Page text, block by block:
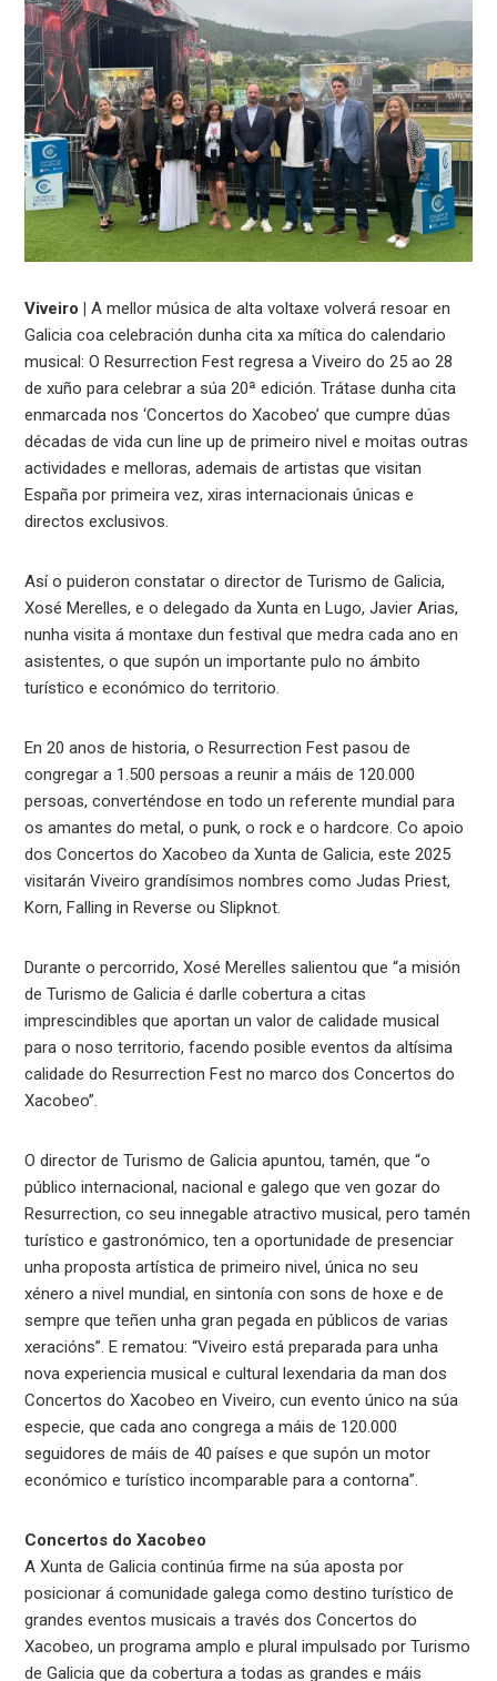
Viveiro | A mellor música de alta voltaxe volverá resoar en
Galicia coa celebración dunha cita xa mítica do calendario
musical: O Resurrection Fest regresa a Viveiro do 25 ao 28
de xuño para celebrar a súa 20ª edición. Trátase dunha cita
enmarcada nos ‘Concertos do Xacobeo’ que cumpre dúas
décadas de vida cun line up de primeiro nivel e moitas outras
actividades e melloras, ademais de artistas que visitan
España por primeira vez, xiras internacionais únicas e
directos exclusivos.
Así o puideron constatar o director de Turismo de Galicia,
Xosé Merelles, e o delegado da Xunta en Lugo, Javier Arias,
nunha visita á montaxe dun festival que medra cada ano en
asistentes, o que supón un importante pulo no ámbito
turístico e económico do territorio.
En 20 anos de historia, o Resurrection Fest pasou de
congregar a 1.500 persoas a reunir a máis de 120.000
persoas, converténdose en todo un referente mundial para
os amantes do metal, o punk, o rock e o hardcore. Co apoio
dos Concertos do Xacobeo da Xunta de Galicia, este 2025
visitarán Viveiro grandísimos nombres como Judas Priest,
Korn, Falling in Reverse ou Slipknot.
Durante o percorrido, Xosé Merelles salientou que “a misión
de Turismo de Galicia é darlle cobertura a citas
imprescindibles que aportan un valor de calidade musical
para o noso territorio, facendo posible eventos da altísima
calidade do Resurrection Fest no marco dos Concertos do
Xacobeo”.
O director de Turismo de Galicia apuntou, tamén, que “o
público internacional, nacional e galego que ven gozar do
Resurrection, co seu innegable atractivo musical, pero tamén
turístico e gastronómico, ten a oportunidade de presenciar
unha proposta artística de primeiro nivel, única no seu
xénero a nivel mundial, en sintonía con sons de hoxe e de
sempre que teñen unha gran pegada en públicos de varias
xeracións”. E rematou: “Viveiro está preparada para unha
nova experiencia musical e cultural lexendaria da man dos
Concertos do Xacobeo en Viveiro, cun evento único na súa
especie, que cada ano congrega a máis de 120.000
seguidores de máis de 40 países e que supón un motor
económico e turístico incomparable para a contorna”.
Concertos do Xacobeo
A Xunta de Galicia continúa firme na súa aposta por
posicionar á comunidade galega como destino turístico de
grandes eventos musicais a través dos Concertos do
Xacobeo, un programa amplo e plural impulsado por Turismo
de Galicia que da cobertura a todas as grandes e máis